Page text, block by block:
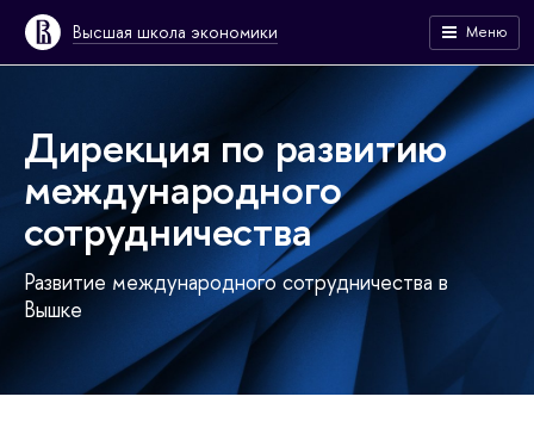
Высшая школа экономики Меню
Дирекция по развитию
международного
сотрудничества
Развитие международного сотрудничества в
Вышке